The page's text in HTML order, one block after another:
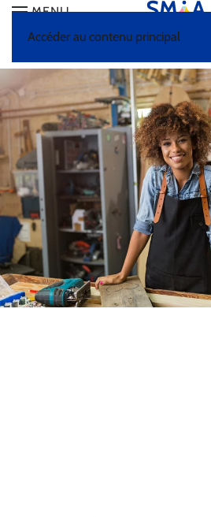
Accéder au contenu principal
MENU
VOUS ÊTES EMPLOYEUR